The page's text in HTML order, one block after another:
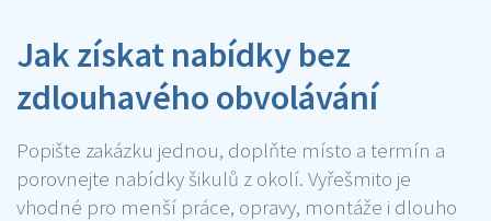
Jak získat nabídky bez
zdlouhavého obvolávání
Popište zakázku jednou, doplňte místo a termín a
porovnejte nabídky šikulů z okolí. Vyřešmito je
vhodné pro menší práce, opravy, montáže i dlouho